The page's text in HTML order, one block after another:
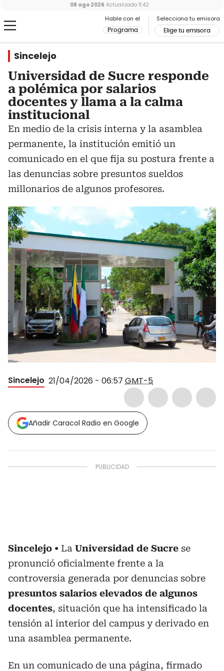
Hable con el
Programa
Selecciona tu emisora
Elige tu emisora
08 ago 2026 Actualizado 11:42
Sincelejo
Universidad de Sucre responde
a polémica por salarios
docentes y llama a la calma
institucional
En medio de la crisis interna y la asamblea
permanente, la institución emitió un
comunicado en el que fija su postura frente a
las denuncias sobre presuntos sueldos
millonarios de algunos profesores.
Sincelejo 21/04/2026 - 06:57 GMT-5
Añadir Caracol Radio en Google
Sincelejo La Universidad de Sucre se
pronunció oficialmente frente a la
controversia generada por denuncias sobre
presuntos salarios elevados de algunos
docentes, situación que ha intensificado la
tensión al interior del campus y derivado en
una asamblea permanente.
En un comunicado de una página, firmado